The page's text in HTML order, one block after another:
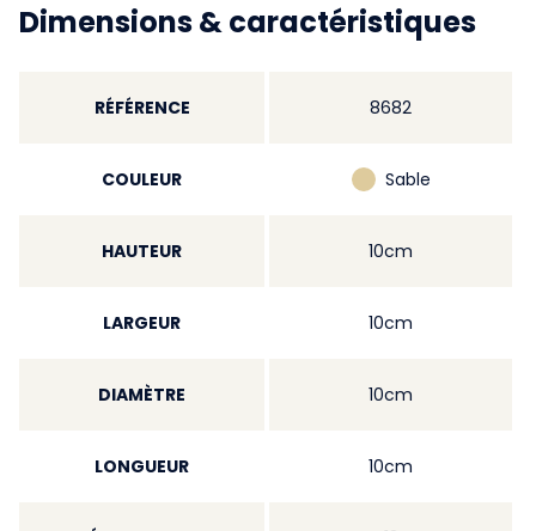
Dimensions & caractéristiques
RÉFÉRENCE 8682
COULEUR Sable
HAUTEUR 10cm
LARGEUR 10cm
DIAMÈTRE 10cm
LONGUEUR 10cm